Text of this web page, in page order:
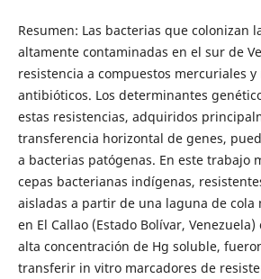
Resumen: Las bacterias que colonizan
altamente contaminadas en el sur de
resistencia a compuestos mercuriales
antibióticos. Los determinantes
estas resistencias, adquiridos
transferencia horizontal de genes,
a bacterias patógenas. En este trabajo
cepas bacterianas indígenas,
aisladas a partir de una laguna de cola
en El Callao (Estado Bolívar,
alta concentración de Hg soluble,
transferir in vitro marcadores de